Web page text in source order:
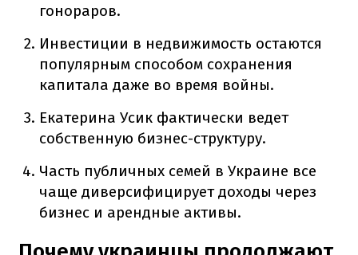
гонораров.
Инвестиции в недвижимость остаются
популярным способом сохранения
капитала даже во время войны.
Екатерина Усик фактически ведет
собственную бизнес-структуру.
Часть публичных семей в Украине все
чаще диверсифицирует доходы через
бизнес и арендные активы.